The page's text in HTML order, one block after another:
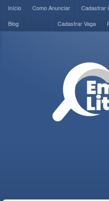
Início Como Anunciar Cadastrar
Blog
Cadastrar Vaga